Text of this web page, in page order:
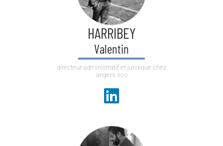
HARRIBEY
Valentin
directeur administratif et juridique chez
angers sco